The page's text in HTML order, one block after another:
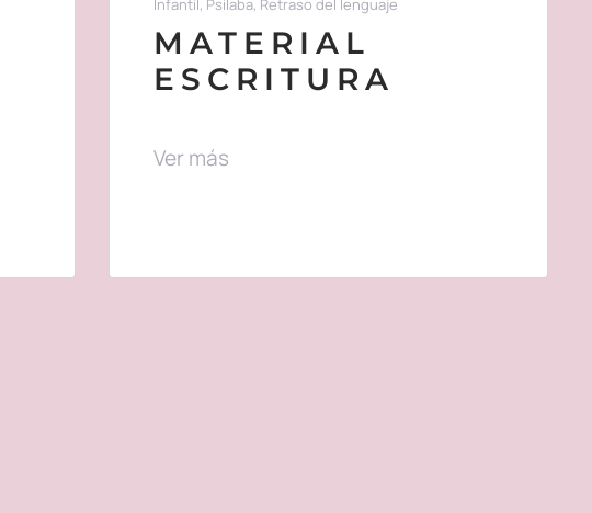
Infantil, Psilaba, Retraso del lenguaje
MATERIAL
ESCRITURA
Ver más